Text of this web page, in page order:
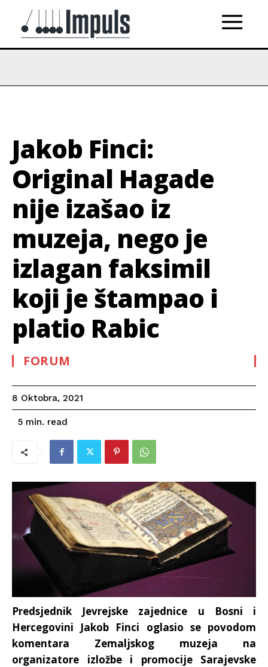
Jakob Finci:
Original Hagade
nije izašao iz
muzeja, nego je
izlagan faksimil
koji je štampao i
platio Rabic
FORUM
8 Oktobra, 2021
5 min. read
Predsjednik Jevrejske zajednice u Bosni i
Hercegovini Jakob Finci oglasio se povodom
komentara Zemaljskog muzeja na
organizatore izložbe i promocije Sarajevske